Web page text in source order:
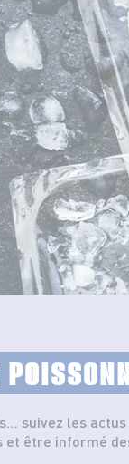
suivez les
être informé